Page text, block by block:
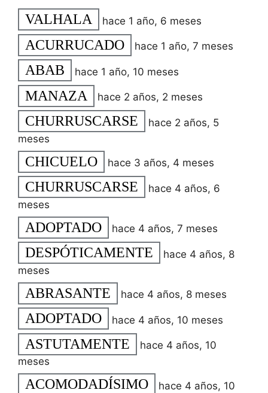
VALHALA hace 1 año, 6 meses
ACURRUCADO hace 1 año, 7 meses
ABAB hace 1 año, 10 meses
MANAZA hace 2 años, 2 meses
CHURRUSCARSE
hace 2 años, 5
meses
CHICUELO hace 3 años, 4 meses
CHURRUSCARSE
hace 4 años, 6
meses
ADOPTADO hace 4 años, 7 meses
DESPÓTICAMENTE
hace 4 años, 8
meses
ABRASANTE hace 4 años, 8 meses
ADOPTADO hace 4 años, 10 meses
ASTUTAMENTE
hace 4 años, 10
meses
ACOMODADÍSIMO
hace 4 años, 10